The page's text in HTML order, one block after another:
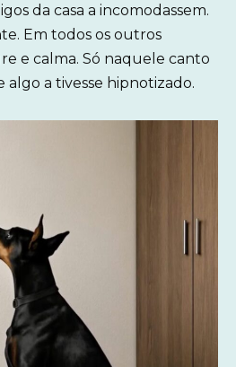
da casa a incomodassem.
Em todos os outros
e calma. Só naquele canto
a tivesse hipnotizado.